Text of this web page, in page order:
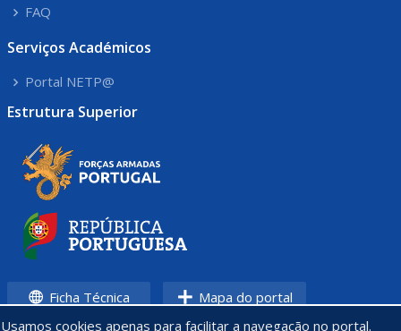
Usamos cookies apenas para facilitar a navegação no portal.
FAQ
Serviços Académicos
Portal NETP@
Estrutura Superior
Ficha Técnica Mapa do portal